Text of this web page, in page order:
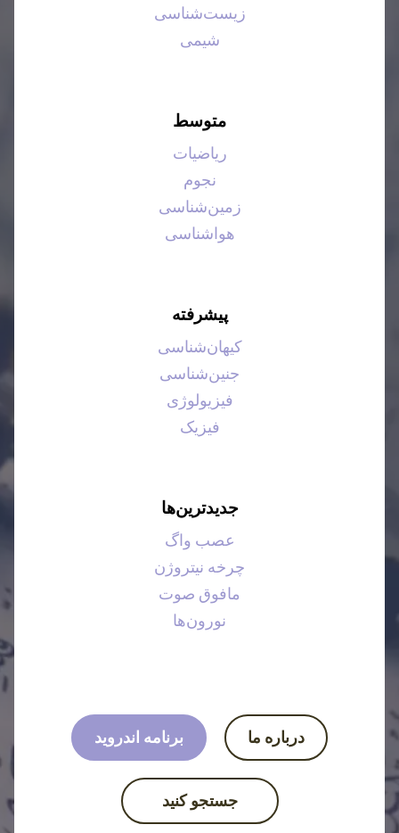
زیست‌شناسی
شیمی
متوسط
ریاضیات
نجوم
زمین‌شناسی
هواشناسی
پیشرفته
کیهان‌شناسی
جنین‌شناسی
فیزیولوژی
فیزیک
جدیدترین‌ها
عصب واگ
چرخه نیتروژن
مافوق صوت
نورون‌ها
برنامه اندروید درباره ما
جستجو کنید